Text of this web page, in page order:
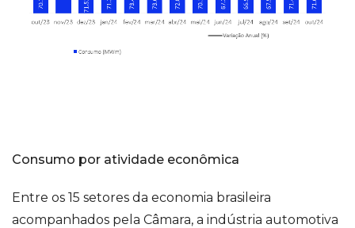
Consumo por atividade econômica
Entre os 15 setores da economia brasileira
acompanhados pela Câmara, a indústria automotiva